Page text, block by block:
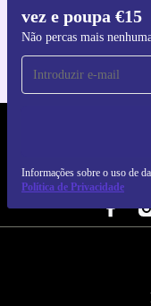
vez e poupa €15
Não percas mais
Informações sobre o uso de
Política de Privacidade
Para
REFURBED